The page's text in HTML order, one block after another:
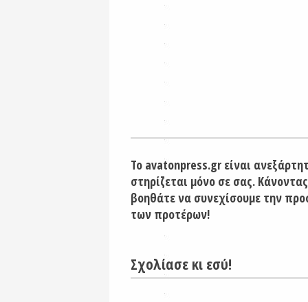
Το avatonpress.gr είναι
στηρίζεται μόνο σε σας.
βοηθάτε να συνεχίσουμε την
των προτέρων!
Σχολίασε κι εσύ!